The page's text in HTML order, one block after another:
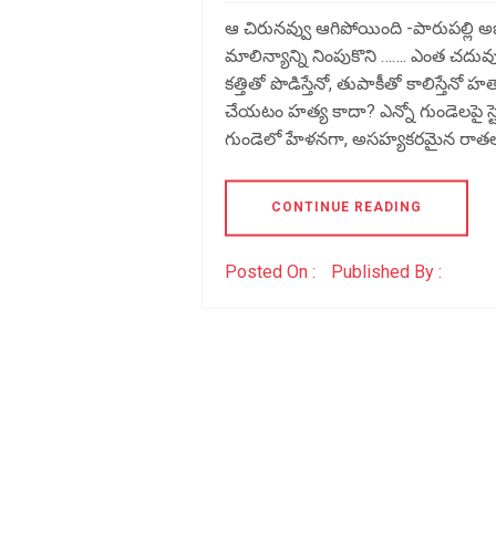
ఆ చిరునవ్వు ఆగిపోయింది -పారుపల్లి
మాలిన్యాన్ని నింపుకొని ……. ఎంత
కత్తితో పొడిస్తేనో, తుపాకీతో కాలిస్తేనో
చేయటం హత్య కాదా? ఎన్నో గుండెలపై
గుండెలో హేళనగా, అసహ్యకరమైన రాతల
CONTINUE READING
Posted On : Published By :